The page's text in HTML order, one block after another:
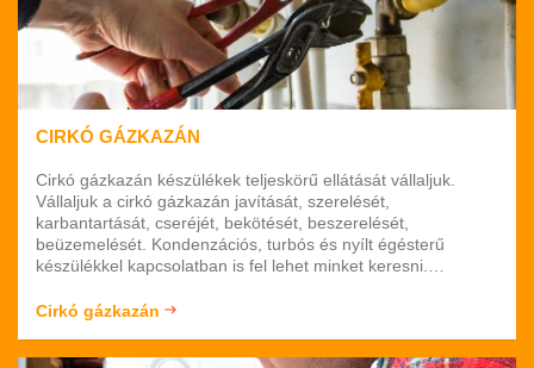
CIRKÓ GÁZKAZÁN
Cirkó gázkazán készülékek teljeskörű ellátását vállaljuk.
Vállaljuk a cirkó gázkazán javítását, szerelését,
karbantartását, cseréjét, bekötését, beszerelését,
beüzemelését. Kondenzációs, turbós és nyílt égésterű
készülékkel kapcsolatban is fel lehet minket keresni.
Keressen fel minket bizalommal és egyeztessen velünk
Cirkó gázkazán